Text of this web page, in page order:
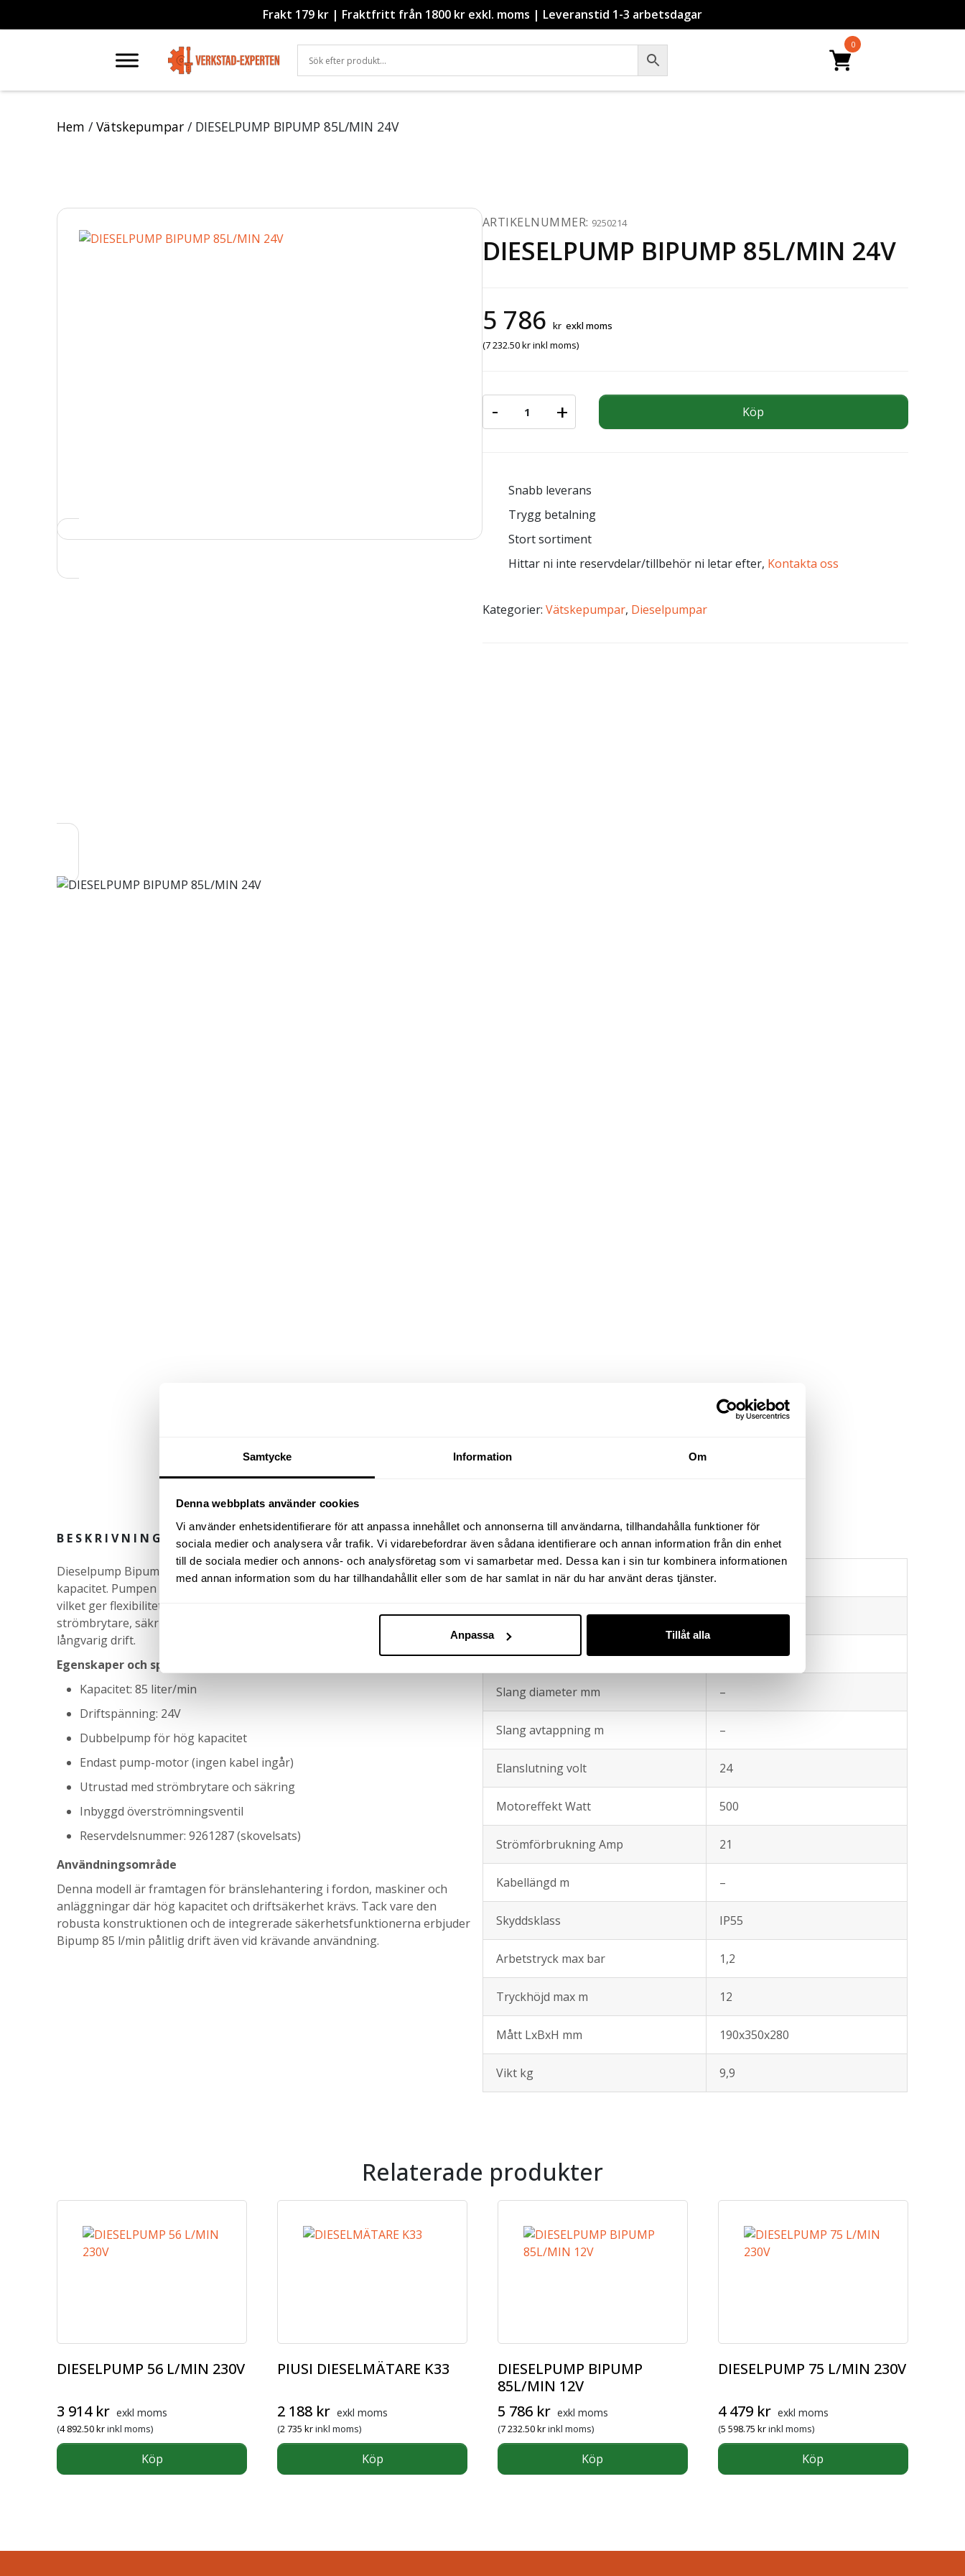
Samtycke Information Om
Denna webbplats använder cookies
Vi använder enhetsidentifierare för att anpassa innehållet och annonserna till användarna, tillhandahålla funktioner för
sociala medier och analysera vår trafik. Vi vidarebefordrar även sådana identifierare och annan information från din enhet
till de sociala medier och annons- och analysföretag som vi samarbetar med. Dessa kan i sin tur kombinera informationen
med annan information som du har tillhandahållit eller som de har samlat in när du har använt deras tjänster.
Anpassa Tillåt alla
Frakt 179 kr | Fraktfritt från 1800 kr exkl. moms | Leveranstid 1-3 arbetsdagar
0
Hem /Vätskepumpar / DIESELPUMP BIPUMP 85L/MIN 24V
ARTIKELNUMMER: 9250214
DIESELPUMP BIPUMP 85L/MIN 24V
5 786 kr exkl moms
(7 232.50krinkl moms)
- DIESELPUMP BIPUMP 85L/MIN 24V mängd
+ Köp
Snabb leverans
Trygg betalning
Stort sortiment
Hittar ni inte reservdelar/tillbehör ni letar efter, Kontakta oss
Kategorier: Vätskepumpar, Dieselpumpar
BESKRIVNING
Dieselpump Bipump 85 l/min är en kraftfull dubbelpump anpassad för hög
kapacitet. Pumpen drivs med 24 volt och levereras som enbart pump-motor,
vilket ger flexibilitet för installation i olika system. Den är utrustad med
strömbrytare, säkring och en inbyggd överströmningsventil för säker och
långvarig drift.
Egenskaper och specifikationer
Kapacitet: 85 liter/min
Driftspänning: 24V
Dubbelpump för hög kapacitet
Endast pump-motor (ingen kabel ingår)
Utrustad med strömbrytare och säkring
Inbyggd överströmningsventil
Reservdelsnummer: 9261287 (skovelsats)
Användningsområde
Denna modell är framtagen för bränslehantering i fordon, maskiner och
anläggningar där hög kapacitet och driftsäkerhet krävs. Tack vare den
robusta konstruktionen och de integrerade säkerhetsfunktionerna erbjuder
Bipump 85 l/min pålitlig drift även vid krävande användning.
SPECIFIKATIONER
Kapacitet l/min
Anslutningsgänga in & ut tum 1
Sughöjd max meter 2
Slang diameter mm –
Slang avtappning m –
Elanslutning volt 24
Motoreffekt Watt 500
Strömförbrukning Amp 21
Kabellängd m –
Skyddsklass IP55
Arbetstryck max bar 1,2
Tryckhöjd max m 12
Mått LxBxH mm 190x350x280
Vikt kg 9,9
Relaterade produkter
DIESELPUMP 56 L/MIN 230V
3 914 kr exkl moms
(4 892.50krinkl moms)
Köp
PIUSI DIESELMÄTARE K33
2 188 kr exkl moms
(2 735krinkl moms)
Köp
DIESELPUMP BIPUMP
85L/MIN 12V
5 786 kr exkl moms
(7 232.50krinkl moms)
Köp
DIESELPUMP 75 L/MIN 230V
4 479 kr exkl moms
(5 598.75 krinkl moms)
Köp